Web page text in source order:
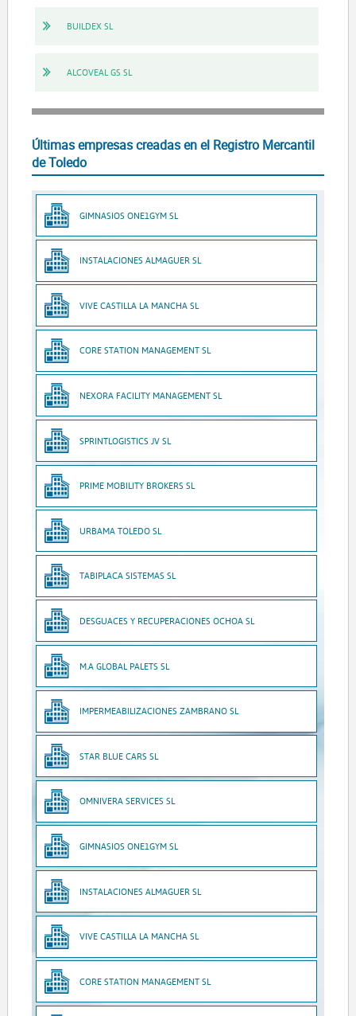
BUILDEX SL
ALCOVEAL GS SL
Últimas empresas creadas en el Registro Mercantil
de Toledo
GIMNASIOS ONE1GYM SL
INSTALACIONES ALMAGUER SL
VIVE CASTILLA LA MANCHA SL
CORE STATION MANAGEMENT SL
NEXORA FACILITY MANAGEMENT SL
SPRINTLOGISTICS JV SL
PRIME MOBILITY BROKERS SL
URBAMA TOLEDO SL
TABIPLACA SISTEMAS SL
DESGUACES Y RECUPERACIONES OCHOA SL
M.A GLOBAL PALETS SL
IMPERMEABILIZACIONES ZAMBRANO SL
STAR BLUE CARS SL
OMNIVERA SERVICES SL
GIMNASIOS ONE1GYM SL
INSTALACIONES ALMAGUER SL
VIVE CASTILLA LA MANCHA SL
CORE STATION MANAGEMENT SL